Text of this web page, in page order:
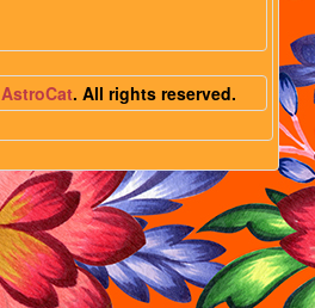
AstroCat. All rights reserved.